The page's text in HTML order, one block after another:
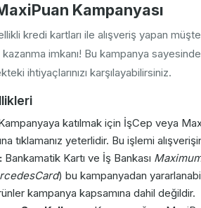
Kampanyası
kredi kartları ile alışveriş yapan
kazanma imkanı! Bu kampanya
ihtiyaçlarınızı karşılayabilirsiniz.
katılmak için İşCep veya
tıklamanız yeterlidir. Bu işlemi
Bankamatik Kartı ve İş Bankası
) bu kampanyadan
kampanya kapsamına dahil değildir.